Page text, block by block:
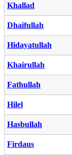
Khallad
Dhaifullah
Hidayatullah
Khairullah
Fathullah
Hilel
Hasbullah
Firdaus